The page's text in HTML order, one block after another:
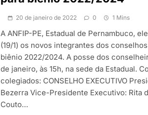
20 de janeiro de 2022 0 1 Mins
A ANFIP-PE, Estadual de Pernambuco,
(19/1) os novos integrantes dos
biênio 2022/2024. A posse dos
de janeiro, às 15h, na sede da Estadual.
colegiados: CONSELHO EXECUTIVO
Bezerra Vice-Presidente Executivo: Rita
Couto…